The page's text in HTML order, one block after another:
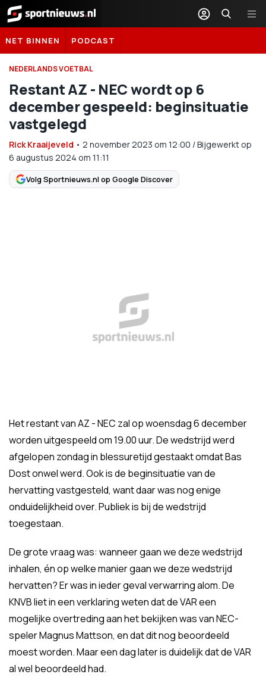
Sportnieuws.nl
NET BINNEN PODCAST
NEDERLANDS VOETBAL
Restant AZ - NEC wordt op 6
december gespeeld: beginsituatie
vastgelegd
Rick Kraaijeveld • 2 november 2023 om 12:00 /Bijgewerkt op
6 augustus 2024 om 11:11
Volg Sportnieuws.nl op Google Discover
Het restant van AZ - NEC zal op woensdag 6 december
worden uitgespeeld om 19.00 uur. De wedstrijd werd
afgelopen zondag in blessuretijd gestaakt omdat Bas
Dost onwel werd. Ook is de beginsituatie van de
hervatting vastgesteld, want daar was nog enige
onduidelijkheid over. Publiek is bij de wedstrijd
toegestaan.
De grote vraag was: wanneer gaan we deze wedstrijd
inhalen, én op welke manier gaan we deze wedstrijd
hervatten? Er was in ieder geval verwarring alom. De
KNVB liet in een verklaring weten dat de VAR een
mogelijke overtreding aan het bekijken was van NEC-
speler Magnus Mattson, en dat dit nog beoordeeld
moest worden. Maar een dag later is duidelijk dat de VAR
al wel beoordeeld had.